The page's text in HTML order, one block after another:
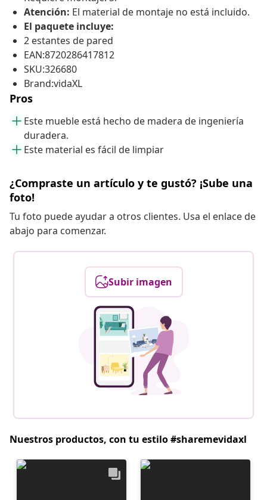
Atención: El material de montaje no está incluido.
El paquete incluye:
2 estantes de pared
EAN:8720286417812
SKU:326680
Brand:vidaXL
Pros
Este mueble está hecho de madera de ingeniería
duradera.
Este material es fácil de limpiar
¿Compraste un artículo y te gustó? ¡Sube una
foto!
Tu foto puede ayudar a otros clientes. Usa el enlace de
abajo para comenzar.
Subir imagen
Nuestros productos, con tu estilo #sharemevidaxl